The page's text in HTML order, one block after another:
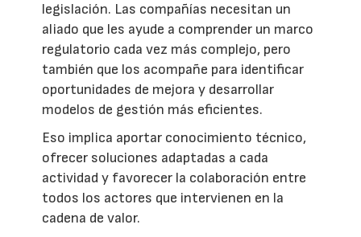
legislación. Las compañías necesitan un
aliado que les ayude a comprender un marco
regulatorio cada vez más complejo, pero
también que los acompañe para identificar
oportunidades de mejora y desarrollar
modelos de gestión más eficientes.
Eso implica aportar conocimiento técnico,
ofrecer soluciones adaptadas a cada
actividad y favorecer la colaboración entre
todos los actores que intervienen en la
cadena de valor.